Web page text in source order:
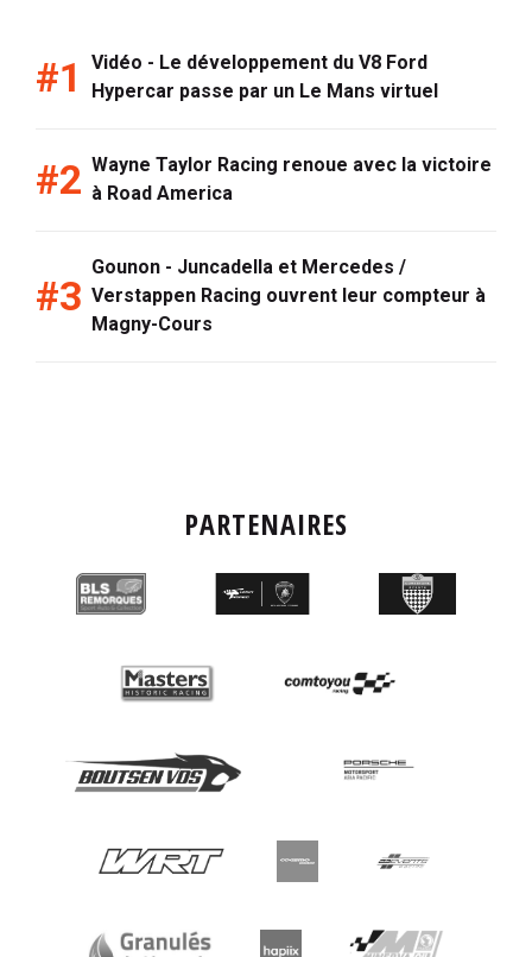
Vidéo - Le développement du V8 Ford
Hypercar passe par un Le Mans virtuel
Wayne Taylor Racing renoue avec la victoire
à Road America
Gounon - Juncadella et Mercedes /
Verstappen Racing ouvrent leur compteur à
Magny-Cours
PARTENAIRES